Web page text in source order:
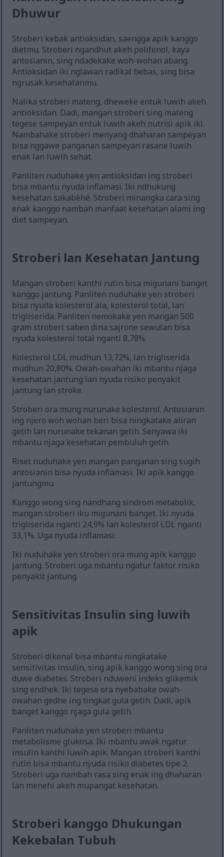
Dhuwur
Stroberi kebak antioksidan, saengga apik kanggo
dietmu. Stroberi ngandhut akeh polifenol, kaya
antosianin, sing ndadekake woh-wohan abang.
Antioksidan iki nglawan radikal bebas, sing bisa
ngrusak kesehatanmu.
Nalika stroberi mateng, dheweke entuk luwih akeh
antioksidan. Dadi, mangan stroberi sing mateng
tegese sampeyan entuk luwih akeh nutrisi apik iki.
Nambahake stroberi menyang dhaharan sampeyan
bisa nggawe panganan sampeyan rasane luwih
enak lan luwih sehat.
Panliten nuduhake yen antioksidan ing stroberi
bisa mbantu nyuda inflamasi. Iki ndhukung
kesehatan sakabèhé. Stroberi minangka cara sing
enak kanggo nambah manfaat kesehatan alami ing
diet sampeyan.
Stroberi lan Kesehatan Jantung
Mangan stroberi kanthi rutin bisa migunani banget
kanggo jantung. Panliten nuduhake yen stroberi
bisa nyuda kolesterol ala, kolesterol total, lan
trigliserida. Panliten nemokake yen mangan 500
gram stroberi saben dina sajrone sewulan bisa
nyuda kolesterol total nganti 8,78%.
Kolesterol LDL mudhun 13,72%, lan trigliserida
mudhun 20,80%. Owah-owahan iki mbantu njaga
kesehatan jantung lan nyuda risiko penyakit
jantung lan stroke.
Stroberi ora mung nurunake kolesterol. Antosianin
ing njero woh wohan beri bisa ningkatake aliran
getih lan nurunake tekanan getih. Senyawa iki
mbantu njaga kesehatan pembuluh getih.
Riset nuduhake yen mangan panganan sing sugih
antosianin bisa nyuda inflamasi. Iki apik kanggo
jantungmu.
Kanggo wong sing nandhang sindrom metabolik,
mangan stroberi iku migunani banget. Iki nyuda
trigliserida nganti 24,9% lan kolesterol LDL nganti
33,1%. Uga nyuda inflamasi.
Iki nuduhake yen stroberi ora mung apik kanggo
jantung. Stroberi uga mbantu ngatur faktor risiko
penyakit jantung.
Sensitivitas Insulin sing luwih
apik
Stroberi dikenal bisa mbantu ningkatake
sensitivitas insulin, sing apik kanggo wong sing ora
duwe diabetes. Stroberi nduweni indeks glikemik
sing endhek. Iki tegese ora nyebabake owah-
owahan gedhe ing tingkat gula getih. Dadi, apik
banget kanggo njaga gula getih.
Panliten nuduhake yen stroberi mbantu
metabolisme glukosa. Iki mbantu awak ngatur
insulin kanthi luwih apik. Mangan stroberi kanthi
rutin bisa mbantu nyuda risiko diabetes tipe 2.
Stroberi uga nambah rasa sing enak ing dhaharan
lan menehi akeh mupangat kesehatan.
Stroberi kanggo Dhukungan
Kekebalan Tubuh